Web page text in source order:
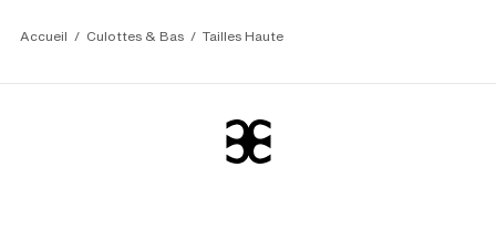
Accueil Culottes & Bas Tailles Haute